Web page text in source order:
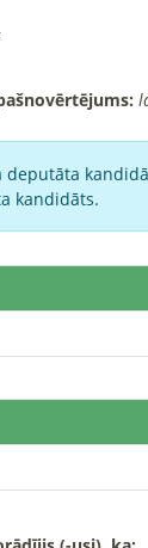
kandidāts.